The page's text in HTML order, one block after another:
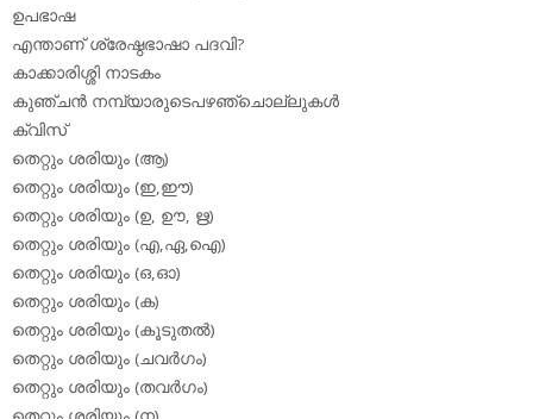
ഉപഭാഷ
എന്താണ് ശ്രേഷ്ഠഭാഷാ പദവി?
കാക്കാരിശ്ശി നാടകം
കുഞ്ചന്‍ നമ്പ്യാരുടെപഴഞ്ചൊല്ലുകള്‍
ക്വിസ്
തെറ്റും ശരിയും (ആ)
തെറ്റും ശരിയും (ഇ,ഈ)
തെറ്റും ശരിയും (ഉ, ഊ, ഋ)
തെറ്റും ശരിയും (എ,ഏ,ഐ)
തെറ്റും ശരിയും (ഒ,ഓ)
തെറ്റും ശരിയും (ക)
തെറ്റും ശരിയും (കൂടുതല്‍)
തെറ്റും ശരിയും (ചവര്‍ഗം)
തെറ്റും ശരിയും (തവര്‍ഗം)